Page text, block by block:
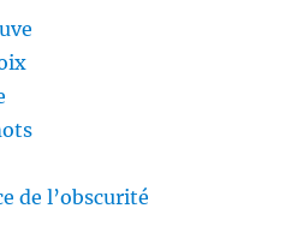
de l’obscurité